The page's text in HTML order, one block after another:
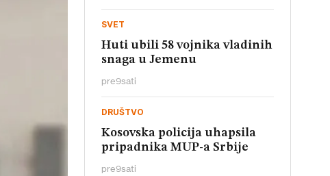
SVET
Huti ubili 58 vojnika vladinih
snaga u Jemenu
pre9sati
DRUŠTVO
Kosovska policija uhapsila
pripadnika MUP-a Srbije
pre9sati